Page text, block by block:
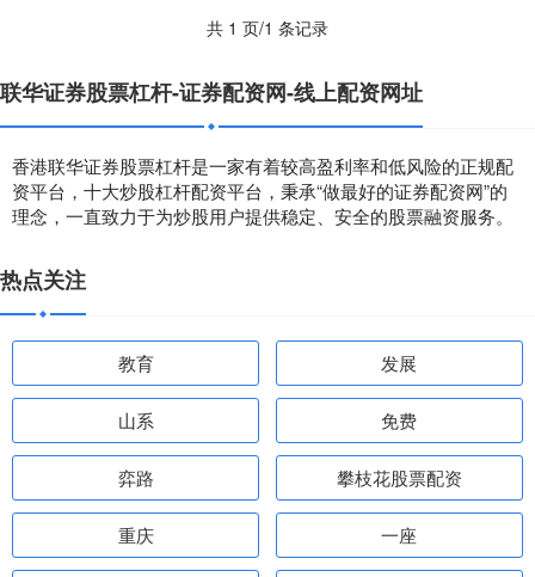
共 1 页/1 条记录
联华证券股票杠杆-证券配资网-线上配资网址
香港联华证券股票杠杆是一家有着较高盈利率和低风险的正规配
资平台，十大炒股杠杆配资平台，秉承“做最好的证券配资网”的
理念，一直致力于为炒股用户提供稳定、安全的股票融资服务。
热点关注
教育 发展
山系 免费
弈路 攀枝花股票配资
重庆 一座